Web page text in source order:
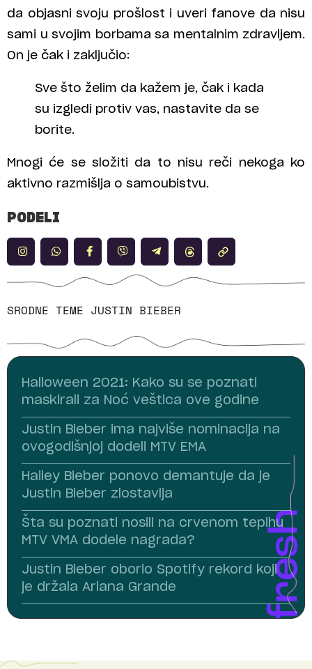
da objasni svoju prošlost i uveri fanove da nisu
sami u svojim borbama sa mentalnim zdravljem.
On je čak i zaključio:
Sve što želim da kažem je, čak i kada
su izgledi protiv vas, nastavite da se
borite.
Mnogi će se složiti da to nisu reči nekoga ko
aktivno razmišlja o samoubistvu.
PODELI
SRODNE TEME JUSTIN BIEBER
Halloween 2021: Kako su se poznati
maskirali za Noć veštica ove godine
Justin Bieber ima najviše nominacija na
ovogodišnjoj dodeli MTV EMA
Hailey Bieber ponovo demantuje da je
Justin Bieber zlostavlja
Šta su poznati nosili na crvenom tepihu
MTV VMA dodele nagrada?
Justin Bieber oborio Spotify rekord koji
je držala Ariana Grande